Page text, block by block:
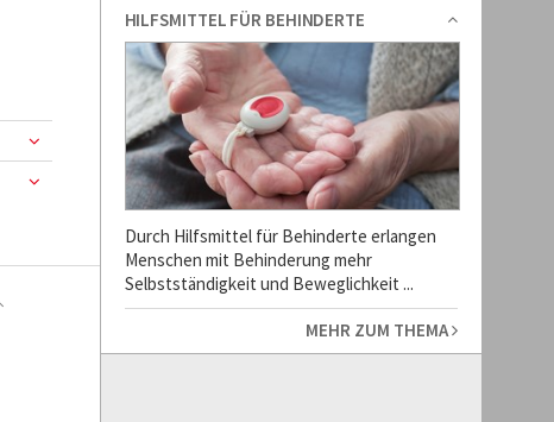
HILFSMITTEL FÜR BEHINDERTE
Durch Hilfsmittel für Behinderte erlangen
Menschen mit Behinderung mehr
Selbstständigkeit und Beweglichkeit ...
MEHR ZUM THEMA